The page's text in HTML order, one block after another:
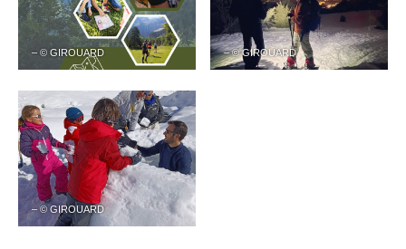
– © GIROUARD – © GIROUARD
– © GIROUARD